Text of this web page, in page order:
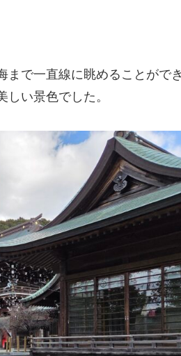
まで一直線に眺めることがで
い景色でした。